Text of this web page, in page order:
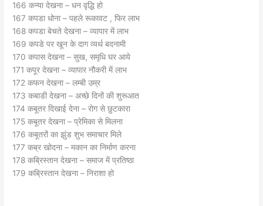
166 कन्या देखना – धन वृद्धि हो
167 कपडा धोना – पहले रूकावट , फिर लाभ
168 कपडा बेचते देखना – व्यापार में लाभ
169 कपडे पर खून के दाग व्यर्थ बदनामी
170 कपास देखना – सुख, समृधि घर आये
171 कपूर देखना – व्यापार नौकरी में लाभ
172 कफन देखना – लम्बी उम्र
173 कबाडी देखना – अच्छे दिनों की शुरूआत
174 कबूतर दिखाई देना – रोग से छुटकारा
175 कबूतर देखना – प्रेमिका से मिलना
176 कबूतरों का झुंड शुभ समाचार मिले
177 कब्र खोदना – मकान का निर्माण करना
178 कब्रिस्तान देखना – समाज में प्रतिष्ठा
179 कब्रिस्तान देखना – निराशा हो